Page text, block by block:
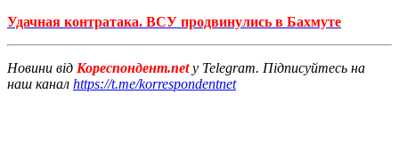
Удачная контратака. ВСУ продвинулись в Бахмуте
Новини від Кореспондент.netу Telegram. Підписуйтесь на
наш канал https://t.me/korrespondentnet